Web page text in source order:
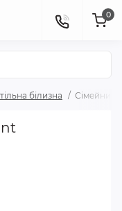
0
білизна Сімейний